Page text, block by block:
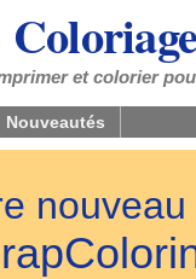
et colorier
Nouveautés